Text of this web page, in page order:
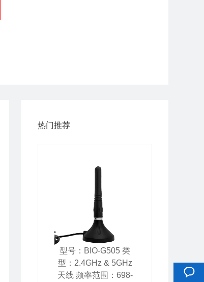
热门推荐
型号：BIO-G505 类
型：2.4GHz & 5GHz
天线 频率范围：698-